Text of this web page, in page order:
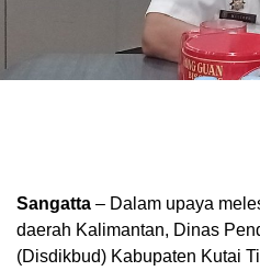
Sangatta – Dalam upaya
daerah Kalimantan, Dinas
(Disdikbud) Kabupaten Kutai